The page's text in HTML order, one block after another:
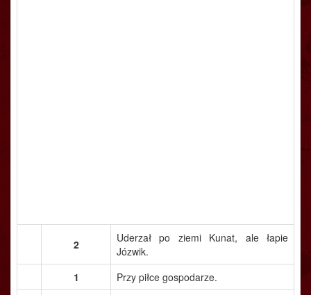
2
Uderzał po ziemi Kunat, ale łapie
Józwik.
1
Przy piłce gospodarze.